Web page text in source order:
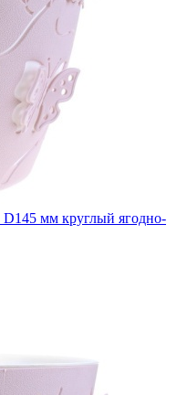
мм круглый ягодно-